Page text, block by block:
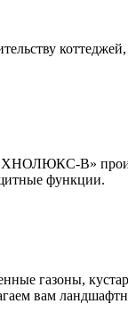
В»
функции.
газоны,
вам